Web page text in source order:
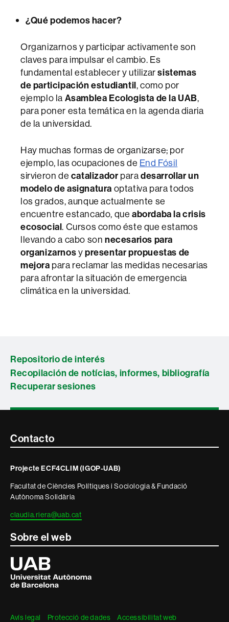
¿Qué podemos hacer?
Organizarnos y participar activamente son
claves para impulsar el cambio. Es
fundamental establecer y utilizarsistemas
de participación estudiantil, como por
ejemplo la Asamblea Ecologista de la UAB,
para poner esta temática en la agenda diaria
de la universidad.
Hay muchas formas de organizarse; por
ejemplo, las ocupaciones de End Fósil
sirvieron de catalizador paradesarrollar un
modelo de asignatura optativa para todos
los grados, aunque actualmente se
encuentre estancado, queabordaba la crisis
ecosocial. Cursos como éste que estamos
llevando a cabo sonnecesarios para
organizarnosypresentar propuestas de
mejora para reclamar las medidas necesarias
para afrontar la situación de emergencia
climática en la universidad.
Repositorio de interés
Recopilación de notícias, informes, bibliografía
Recuperar sesiones
Contacte
informació
legal
Contacto
Projecte ECF4CLIM (IGOP-UAB)
Facultat de Ciències Polítiques i Sociologia & Fundació
Autònoma Solidària
claudia.riera@uab.cat
Sobre el web
Universitat
Autònoma
de
Barcelona
Avís legal Protecció de dades Accessibilitat web